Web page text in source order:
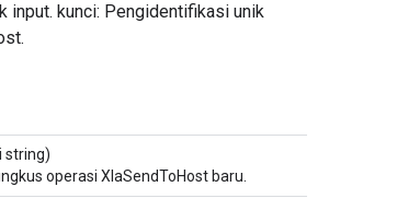
input. kunci: Pengidentifikasi unik
string)
operasi XlaSendToHost baru.